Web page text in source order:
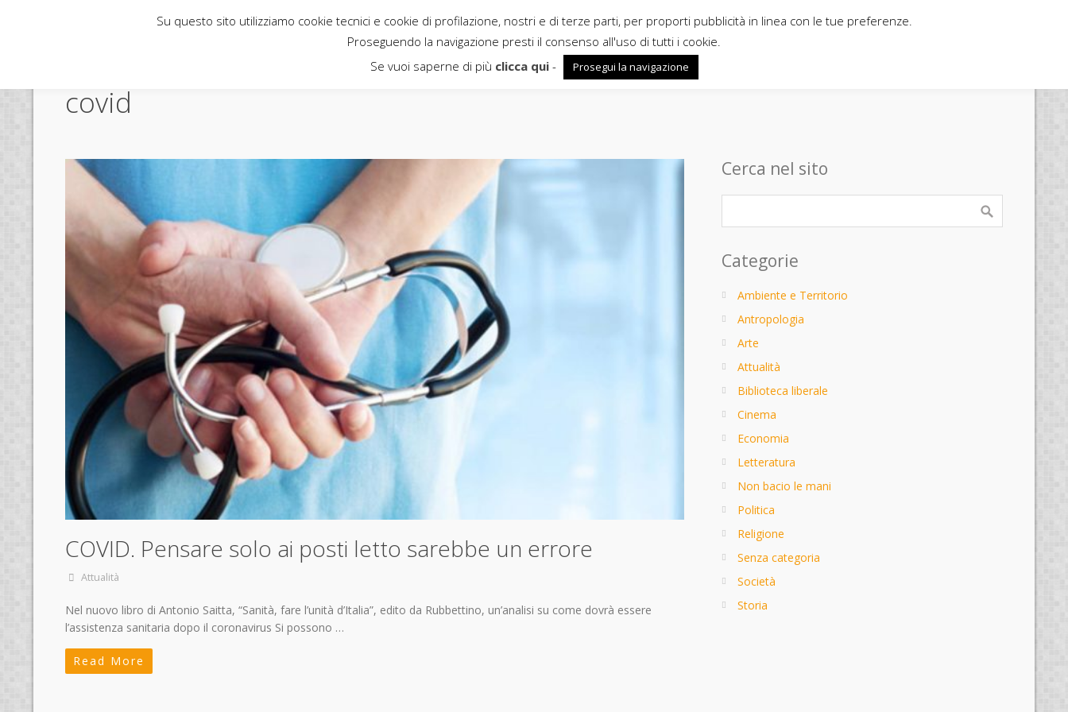
Rubbettino News
covid
COVID. Pensare solo ai posti letto sarebbe un errore
Attualità
Nel nuovo libro di Antonio Saitta, “Sanità, fare l’unità d’Italia”, edito da Rubbettino, un’analisi su come dovrà essere
l’assistenza sanitaria dopo il coronavirus Si possono …
Read More
Cerca nel sito
Categorie
Ambiente e Territorio
Antropologia
Arte
Attualità
Biblioteca liberale
Cinema
Economia
Letteratura
Non bacio le mani
Politica
Religione
Senza categoria
Società
Storia
Su questo sito utilizziamo cookie tecnici e cookie di profilazione, nostri e di terze parti, per proporti pubblicità in linea con le tue preferenze.
Proseguendo la navigazione presti il consenso all'uso di tutti i cookie.
Se vuoi saperne di più clicca qui- Prosegui la navigazione